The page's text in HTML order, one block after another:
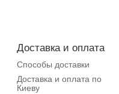
Доставка и оплата
Способы доставки
Доставка и оплата по
Киеву